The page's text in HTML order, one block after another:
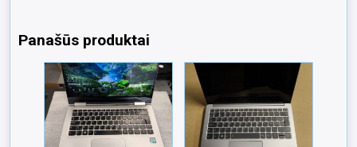
Panašūs produktai